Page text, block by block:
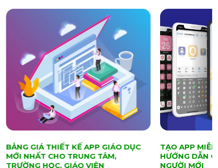
BẢNG GIÁ THIẾT KẾ APP GIÁO DỤC
MỚI NHẤT CHO TRUNG TÂM,
TRƯỜNG HỌC, GIÁO VIÊN
TẠO APP MIỄN
HƯỚNG DẪN
NGƯỜI MỚI